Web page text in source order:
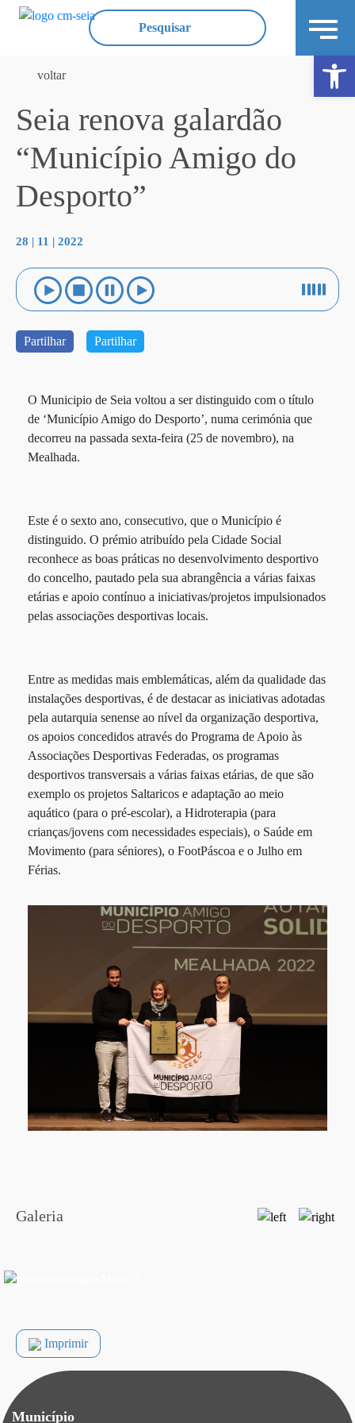
voltar
Seia renova galardão
“Município Amigo do
Desporto”
28 | 11 | 2022
Partilhar Partilhar
O Municipio de Seia voltou a ser distinguido com o título
de ‘Município Amigo do Desporto’, numa cerimónia que
decorreu na passada sexta-feira (25 de novembro), na
Mealhada.
Este é o sexto ano, consecutivo, que o Município é
distinguido. O prémio atribuído pela Cidade Social
reconhece as boas práticas no desenvolvimento desportivo
do concelho, pautado pela sua abrangência a várias faixas
etárias e apoio contínuo a iniciativas/projetos impulsionados
pelas associações desportivas locais.
Entre as medidas mais emblemáticas, além da qualidade das
instalações desportivas, é de destacar as iniciativas adotadas
pela autarquia senense ao nível da organização desportiva,
os apoios concedidos através do Programa de Apoio às
Associações Desportivas Federadas, os programas
desportivos transversais a várias faixas etárias, de que são
exemplo os projetos Saltaricos e adaptação ao meio
aquático (para o pré-escolar), a Hidroterapia (para
crianças/jovens com necessidades especiais), o Saúde em
Movimento (para séniores), o FootPáscoa e o Julho em
Férias.
Galeria
Imprimir
Município